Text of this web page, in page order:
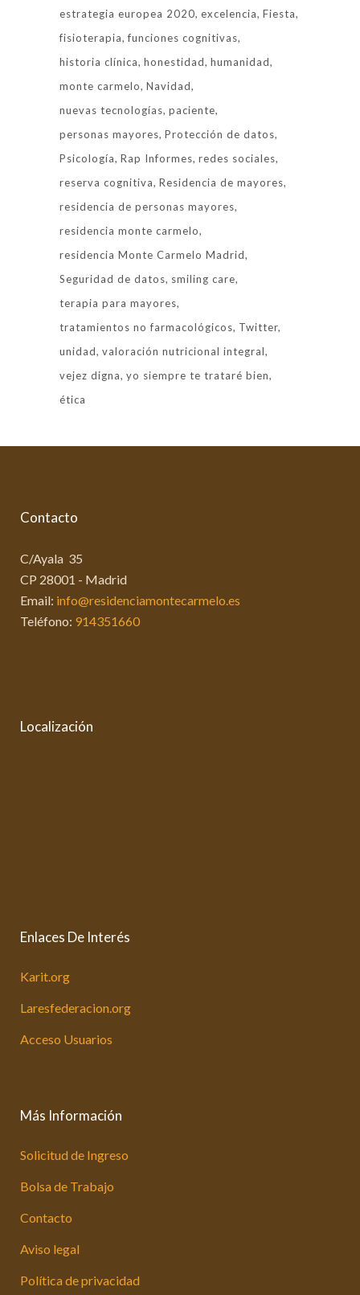
estrategia europea 2020 excelencia Fiesta
fisioterapia funciones cognitivas
historia clínica honestidad humanidad
monte carmelo Navidad
nuevas tecnologías paciente
personas mayores Protección de datos
Psicología Rap Informes redes sociales
reserva cognitiva Residencia de mayores
residencia de personas mayores
residencia monte carmelo
residencia Monte Carmelo Madrid
Seguridad de datos smiling care
terapia para mayores
tratamientos no farmacológicos Twitter
unidad valoración nutricional integral
vejez digna yo siempre te trataré bien
ética
Contacto
C/Ayala 35
CP 28001 - Madrid
Email: info@residenciamontecarmelo.es
Teléfono: 914351660
Localización
Enlaces De Interés
Karit.org
Laresfederacion.org
Acceso Usuarios
Más Información
Solicitud de Ingreso
Bolsa de Trabajo
Contacto
Aviso legal
Política de privacidad